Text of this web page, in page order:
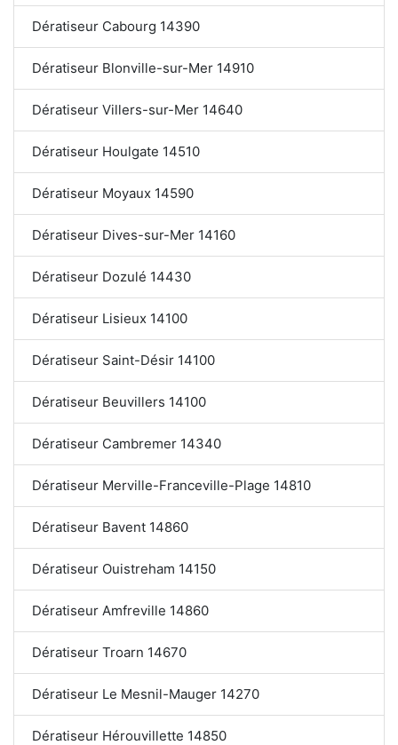
Dératiseur Cabourg 14390
Dératiseur Blonville-sur-Mer 14910
Dératiseur Villers-sur-Mer 14640
Dératiseur Houlgate 14510
Dératiseur Moyaux 14590
Dératiseur Dives-sur-Mer 14160
Dératiseur Dozulé 14430
Dératiseur Lisieux 14100
Dératiseur Saint-Désir 14100
Dératiseur Beuvillers 14100
Dératiseur Cambremer 14340
Dératiseur Merville-Franceville-Plage 14810
Dératiseur Bavent 14860
Dératiseur Ouistreham 14150
Dératiseur Amfreville 14860
Dératiseur Troarn 14670
Dératiseur Le Mesnil-Mauger 14270
Dératiseur Hérouvillette 14850